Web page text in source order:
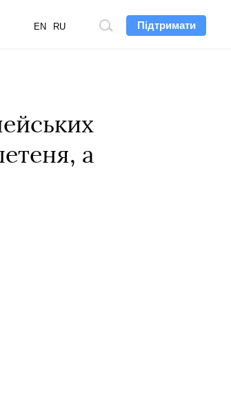
Підтримати
Пошук
EN RU
а